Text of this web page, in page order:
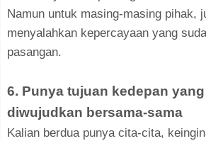
Namun untuk masing-masing pihak,
menyalahkan kepercayaan yang
pasangan.
6. Punya tujuan kedepan
diwujudkan bersama-sama
Kalian berdua punya cita-cita,